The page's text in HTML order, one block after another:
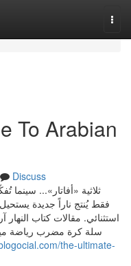
To Arabian
Discuss
ثلاثية «أفاتار»... سينما
فقط يُنتج ناراً جديدة
استثنائي. مقالات كتاب
سلة كرة مضرب رياضة
the-ultimate-